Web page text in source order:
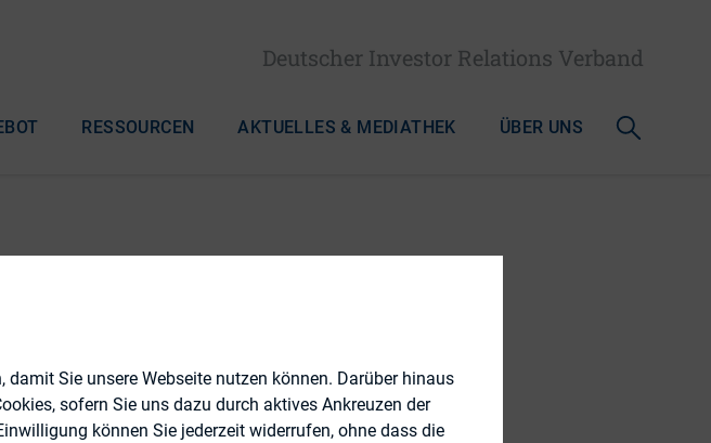
Deutscher Investor Relations Verband
RESSOURCEN AKTUELLES & MEDIATHEK ÜBER UNS
im IR
Sie unsere Webseite nutzen können. Darüber hinaus
sofern Sie uns dazu durch aktives Ankreuzen der
können Sie jederzeit widerrufen, ohne dass die